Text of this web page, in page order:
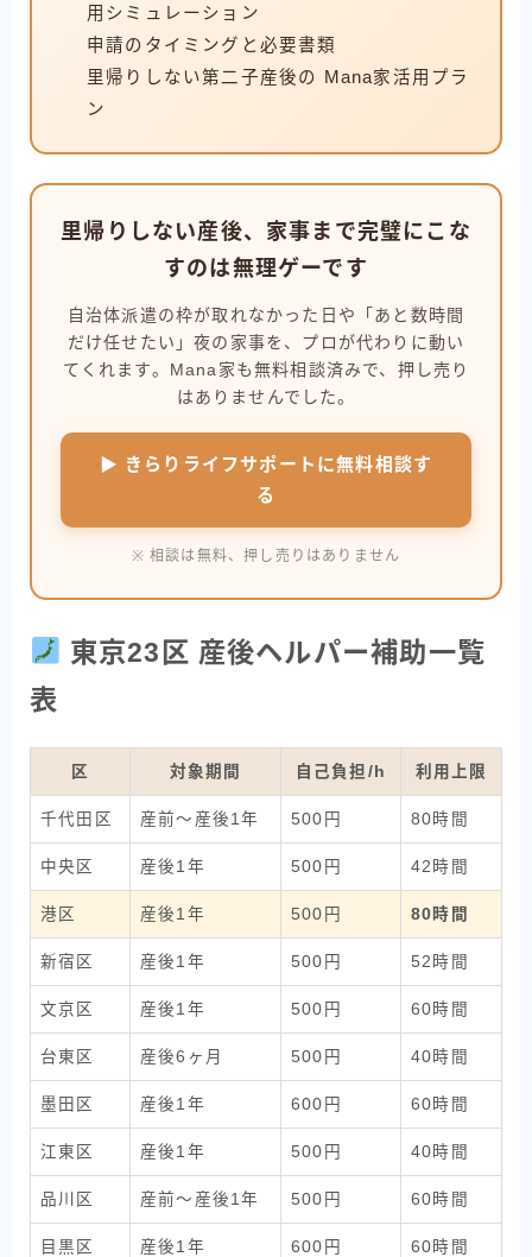
用シミュレーション
申請のタイミングと必要書類
里帰りしない第二子産後の Mana家活用プラ
ン
里帰りしない産後、家事まで完璧にこな
すのは無理ゲーです
自治体派遣の枠が取れなかった日や「あと数時間
だけ任せたい」夜の家事を、プロが代わりに動い
てくれます。Mana家も無料相談済みで、押し売り
はありませんでした。
▶ きらりライフサポートに無料相談す
る
※ 相談は無料、押し売りはありません
東京23区 産後ヘルパー補助一覧
表
区 対象期間 自己負担/h 利用上限
千代田区 産前〜産後1年 500円 80時間
中央区 産後1年 500円 42時間
港区 産後1年 500円 80時間
新宿区 産後1年 500円 52時間
文京区 産後1年 500円 60時間
台東区 産後6ヶ月 500円 40時間
墨田区 産後1年 600円 60時間
江東区 産後1年 500円 40時間
品川区 産前〜産後1年 500円 60時間
目黒区 産後1年 600円 60時間